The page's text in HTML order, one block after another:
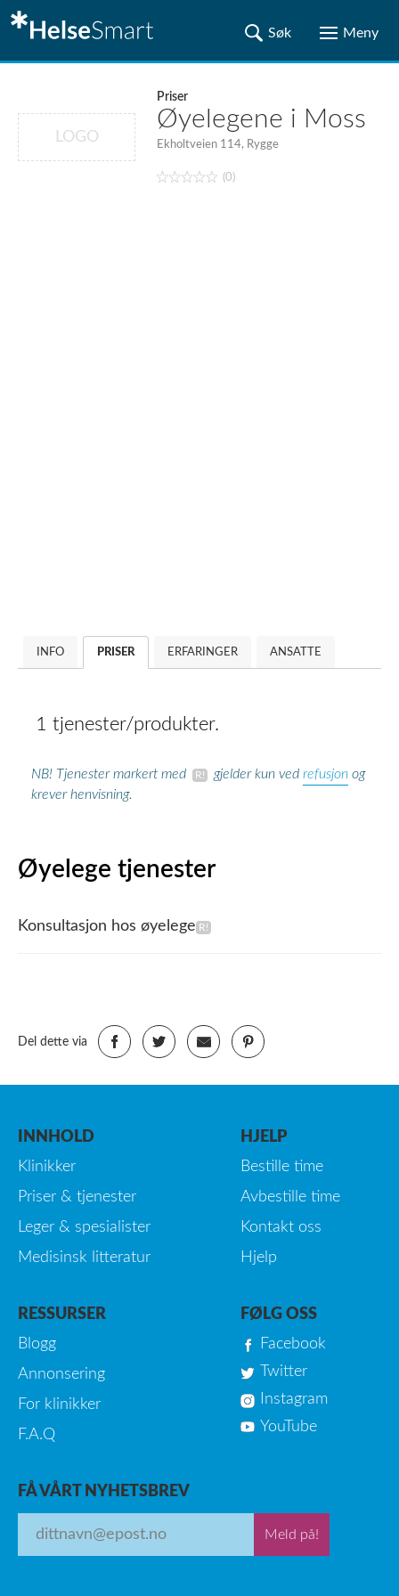
LOGO
Priser
Øyelegene i Moss
Ekholtveien 114, Rygge
(0)
INFO PRISER ERFARINGER ANSATTE
1 tjenester/produkter.
NB! Tjenester markert med gjelder kun ved refusjon og
krever henvisning.
Øyelege tjenester
Konsultasjon hos øyelege
Del dette via
INNHOLD
Klinikker
Priser & tjenester
Leger & spesialister
Medisinsk litteratur
HJELP
Bestille time
Avbestille time
Kontakt oss
Hjelp
RESSURSER
Blogg
Annonsering
For klinikker
F.A.Q
FØLG OSS
Facebook
Twitter
Instagram
YouTube
FÅ VÅRT NYHETSBREV
Meld på!